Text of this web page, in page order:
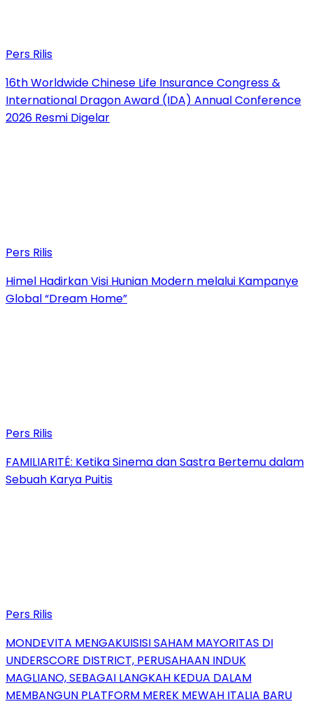
Pers Rilis
16th Worldwide Chinese Life Insurance Congress &
International Dragon Award (IDA) Annual Conference
2026 Resmi Digelar
Pers Rilis
Himel Hadirkan Visi Hunian Modern melalui Kampanye
Global “Dream Home”
Pers Rilis
FAMILIARITÉ: Ketika Sinema dan Sastra Bertemu dalam
Sebuah Karya Puitis
Pers Rilis
MONDEVITA MENGAKUISISI SAHAM MAYORITAS DI
UNDERSCORE DISTRICT, PERUSAHAAN INDUK
MAGLIANO, SEBAGAI LANGKAH KEDUA DALAM
MEMBANGUN PLATFORM MEREK MEWAH ITALIA BARU